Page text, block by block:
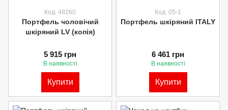
Код: 48260
Портфель чоловічий
шкіряний LV (копія)
5 915 грн
В наявності
Купити
Код: 05-1
Портфель шкіряний ITALY
6 461 грн
В наявності
Купити